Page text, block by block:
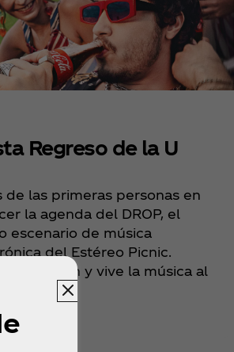
Regreso de la U
de las primeras personas en
la agenda del DROP, el
escenario de música
del Estéreo Picnic.
el volumen y vive la música al